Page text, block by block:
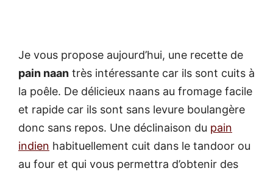
Je vous propose aujourd’hui, une recette de
pain naan très intéressante car ils sont cuits à
la poêle. De délicieux naans au fromage facile
et rapide car ils sont sans levure boulangère
donc sans repos. Une déclinaison du pain
indien habituellement cuit dans le tandoor ou
au four et qui vous permettra d’obtenir des